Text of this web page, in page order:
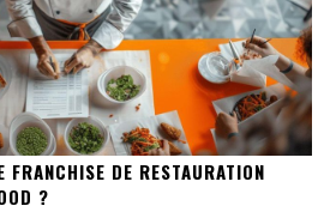
FRANCHISE DE RESTAURATION
?